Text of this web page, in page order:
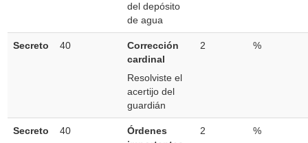
del depósito
de agua
Secreto 40
Corrección
cardinal
Resolviste el
acertijo del
guardián
2 %
Secreto 40
Órdenes
2 %